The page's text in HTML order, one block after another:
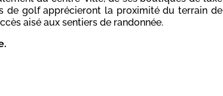
de golf apprécieront la proximité du terrain de
aisé aux sentiers de randonnée.